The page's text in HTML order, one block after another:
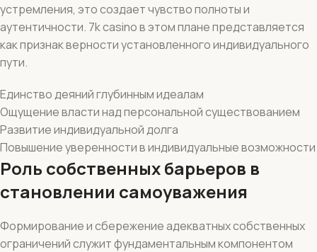
устремления, это создает чувство полноты и
аутентичности. 7k casino в этом плане представляется
как признак верности установленного индивидуального
пути.
Единство деяний глубинным идеалам
Ощущение власти над персональной существованием
Развитие индивидуальной долга
Повышение уверенности в индивидуальные возможности
Роль собственных барьеров в
становлении самоуважения
Формирование и сбережение адекватных собственных
ограничений служит фундаментальным компонентом